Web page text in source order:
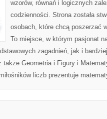
wzorów, równań i logicznych
codzienności. Strona została
osobach, które chcą poszerzać
To miejsce, w którym pasjonat
zagadnień, jak i
Geometria i Figury i
liczb prezentuje